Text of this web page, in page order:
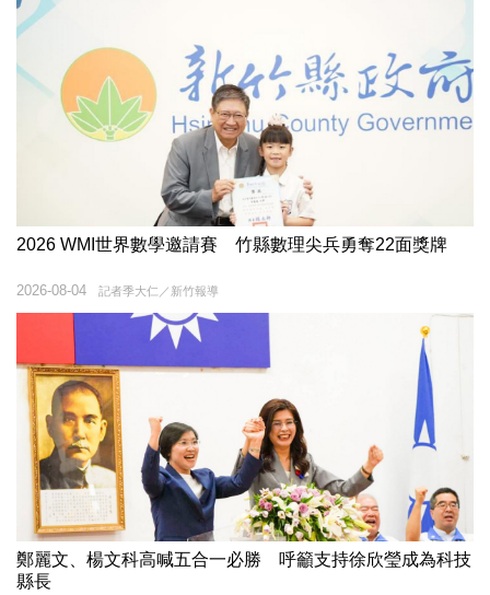
2026 WMI世界數學邀請賽 竹縣數理尖兵勇奪22面獎牌
記者季大仁／新竹報導
2026-08-04
鄭麗文、楊文科高喊五合一必勝 呼籲支持徐欣瑩成為科技
縣長